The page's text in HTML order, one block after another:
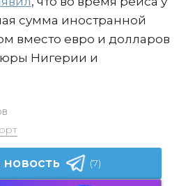
сумма иностранной
вместо евро и долларов
Нигерии и
(7)